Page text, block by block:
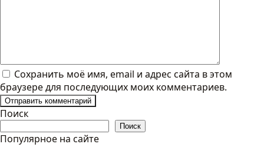
Сохранить моё имя, email и адрес сайта в этом
браузере для последующих моих комментариев.
Поиск
Поиск
Популярное на сайте